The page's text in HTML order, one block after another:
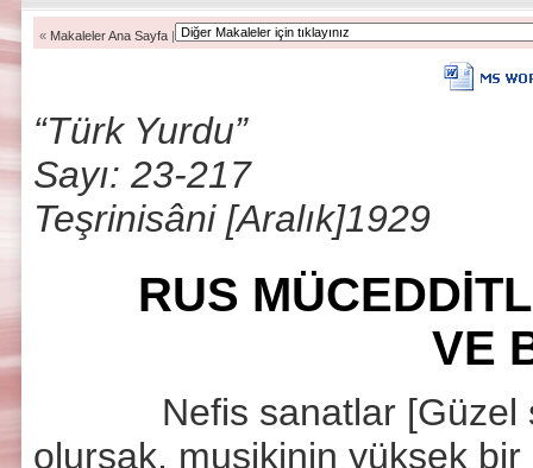
« Makaleler Ana Sayfa |
“Türk Yurdu”
Sayı: 23-217
Teşrinisâni [Aralık]1929
RUS
VE
Nefis sanatlar [Güzel
olursak, musikinin yüksek